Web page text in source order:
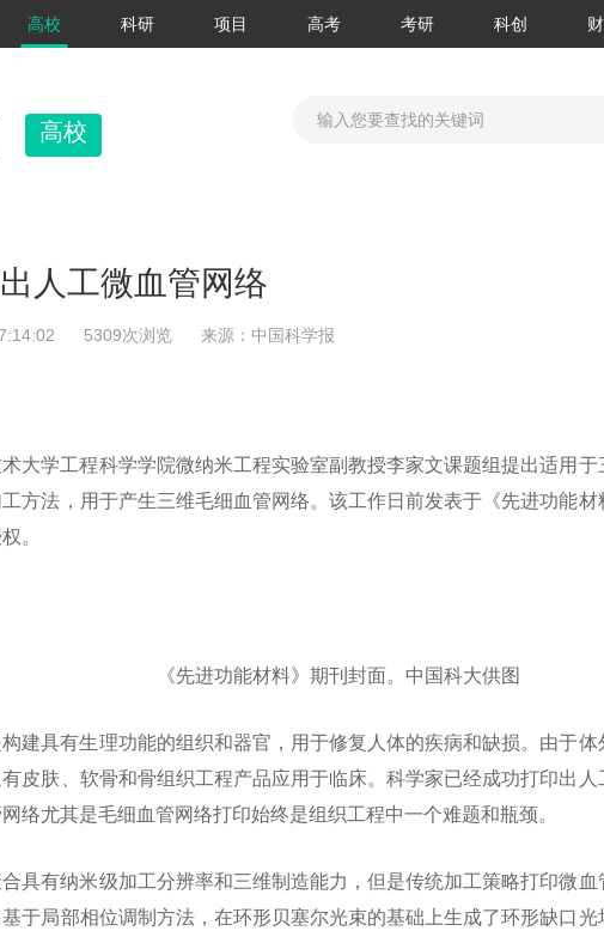
高校 科研 项目 高考 考研 科创
高校
人工微血管网络
5309次浏览 来源：中国科学报
大学工程科学学院微纳米工程实验室副教授李家文课题组提出适用
方法，用于产生三维毛细血管网络。该工作日前发表于《先进功能
。
《先进功能材料》期刊封面。中国科大供图
建具有生理功能的组织和器官，用于修复人体的疾病和缺损。由于
皮肤、软骨和骨组织工程产品应用于临床。科学家已经成功打印出人
络尤其是毛细血管网络打印始终是组织工程中一个难题和瓶颈。
具有纳米级加工分辨率和三维制造能力，但是传统加工策略打印微
于局部相位调制方法，在环形贝塞尔光束的基础上生成了环形缺口